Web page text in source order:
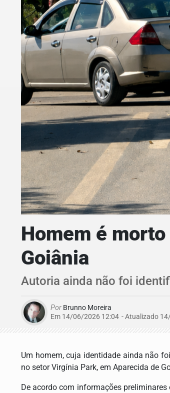
Homem é
Goiânia
Autoria ainda não foi
Por Brunno Moreira
Em 14/06/2026 12:04 - Atualizado
Um homem, cuja identidade ainda não
no setor Virgínia Park, em Aparecida de
De acordo com informações